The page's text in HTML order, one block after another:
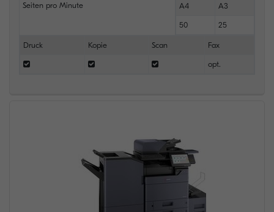
Seiten pro Minute A4 A3
50 25
Druck Kopie Scan Fax
opt.